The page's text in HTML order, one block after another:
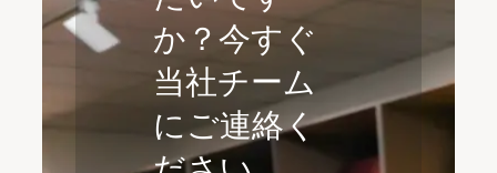
か？今すぐ
当社チーム
にご連絡く